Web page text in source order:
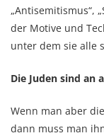
„Antisemitismus“,
der Motive und
unter dem sie alle
Die Juden sind an
Wenn man aber
dann muss man